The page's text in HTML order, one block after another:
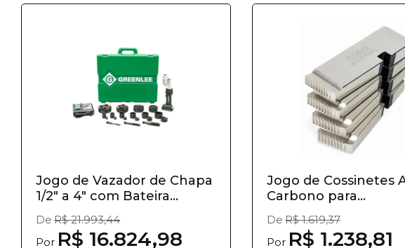
Jogo de Vazador de Chapa
1/2" a 4" com Bateira...
De R$ 21.993,44
Por R$ 16.824,98
Jogo de Cossinetes
Carbono para
Rosqueadeir...
De R$ 1.619,37
Por R$ 1.238,81